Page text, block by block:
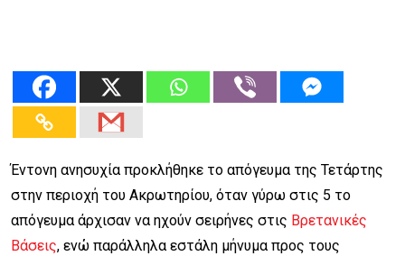
Έντονη ανησυχία προκλήθηκε το απόγευμα της Τετάρτης
στην περιοχή του Ακρωτηρίου, όταν γύρω στις 5 το
απόγευμα άρχισαν να ηχούν σειρήνες στις Βρετανικές
Βάσεις, ενώ παράλληλα εστάλη μήνυμα προς τους